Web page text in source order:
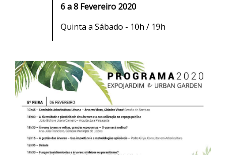
6 a 8 Fevereiro 2020
Quinta a Sábado - 10h / 19h